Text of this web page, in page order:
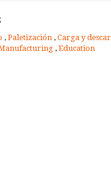
, Paletización , Carga y
, Education